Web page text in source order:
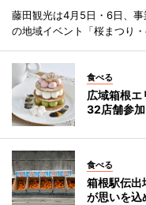
藤田観光は4月5日・6日、
の地域イベント「桜まつり
食べる
広域箱根
32店舗参加
食べる
箱根駅伝
が思いを込